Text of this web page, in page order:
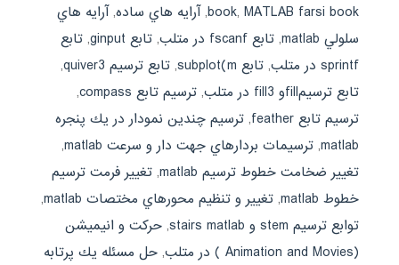
book,MATLAB farsi book
,آرايه هاي ساده,آرايه هاي
سلولي matlab
, تابع fscanf در متلب , تابع ginput , تابع
sprintf در متلب
, تابع subplot(m , تابع ترسيم quiver3
,
تابع ترسيمfillو fill3 در متلب
, ترسيم تابع compass
,
ترسيم تابع feather
, ترسيم چندين نمودار در يك پنجره
matlab
, ترسيمات بردارهاي جهت دار و سرعت matlab
,
تغيير ضخامت خطوط ترسيم matlab
, تغيير فرمت ترسيم
خطوط matlab
, تغيير و تنظيم محورهاي مختصات matlab
,
توابع ترسيم stem و stairs matlab
, حركت و انيميشن
(Animation and Movies ) در متلب
, حل مسئله يك پرتابه